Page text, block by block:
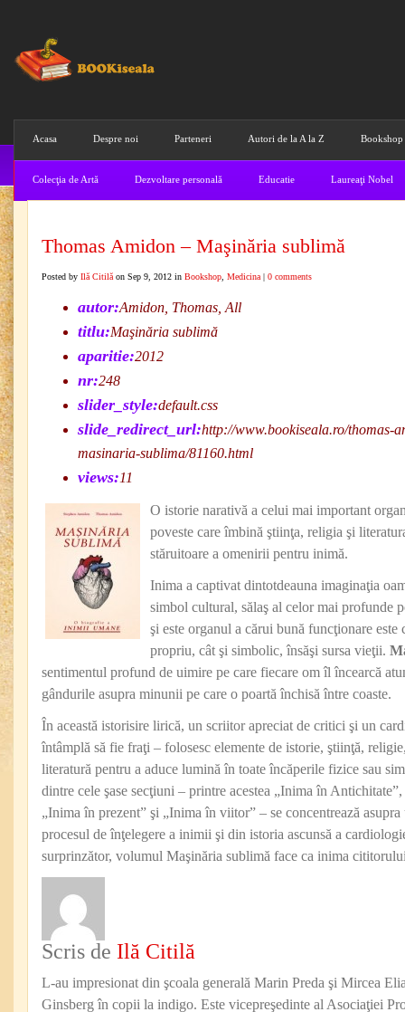
Acasa Despre noi Parteneri Autori de la A la Z Bookshop
Colecţia de Artă Dezvoltare personală Educatie Laureaţi Nobel
Thomas Amidon – Maşinăria sublimă
Posted by Ilă Citilă on Sep 9, 2012 in Bookshop Medicina | 0 comments
autor:Amidon, Thomas, All
titlu:Maşinăria sublimă
aparitie:2012
nr:248
slider_style:default.css
slide_redirect_url:http://www.bookiseala.ro/thomas-
masinaria-sublima/81160.html
views:11
O istorie narativă a celui mai important
poveste care îmbină ştiinţa, religia şi
stăruitoare a omenirii pentru inimă.
Inima a captivat dintotdeauna imaginaţia
simbol cultural, sălaş al celor mai profunde
şi este organul a cărui bună funcţionare este
propriu, cât şi simbolic, însăşi sursa vieţii.
sentimentul profund de uimire pe care fiecare om îl încearcă
gândurile asupra minunii pe care o poartă închisă între coaste.
În această istorisire lirică, un scriitor apreciat de critici şi un
întâmplă să fie fraţi – folosesc elemente de istorie, ştiinţă,
literatură pentru a aduce lumină în toate încăperile fizice sau
dintre cele şase secţiuni – printre acestea „Inima în
„Inima în prezent” şi „Inima în viitor” – se concentrează
procesul de înţelegere a inimii şi din istoria ascunsă a
surprinzător, volumul Maşinăria sublimă face ca inima
Scris de Ilă Citilă
L-au impresionat din şcoala generală Marin Preda şi Mircea
Ginsberg în copii la indigo. Este vicepreşedinte al Asociaţiei